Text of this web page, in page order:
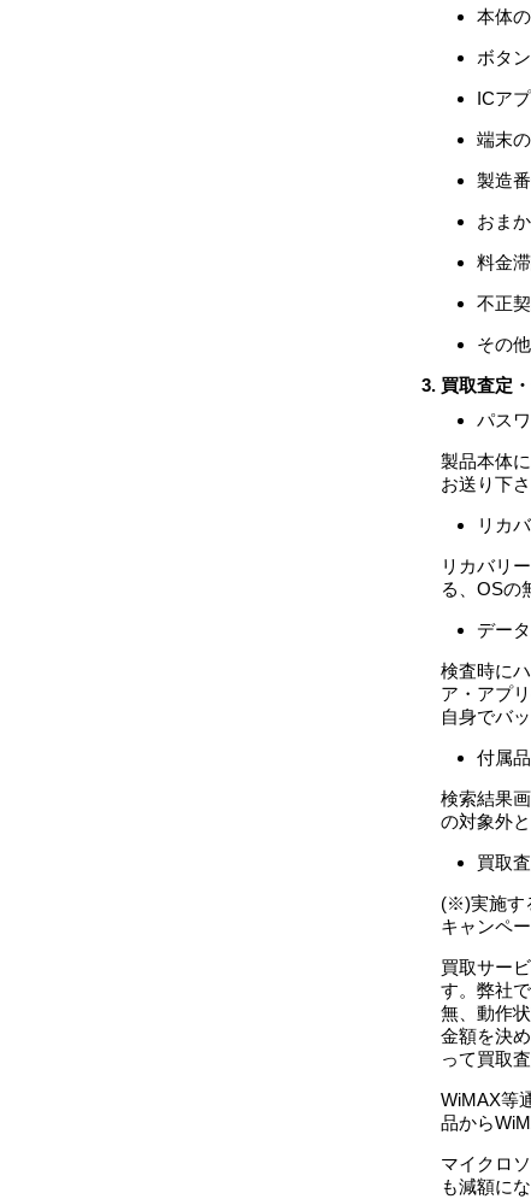
本体
ボタ
ICア
端末
製造
おま
料金
不正
その
買取査定
パス
製品本体
お送り下
リカ
リカバリ
る、OSの
デー
検査時に
ア・アプ
自身でバ
付属
検索結果
の対象外
買取
(※)実施す
キャンペ
買取サー
す。弊社
無、動作
金額を決
って買取
WiMAX等
品から
マイクロ
も減額に